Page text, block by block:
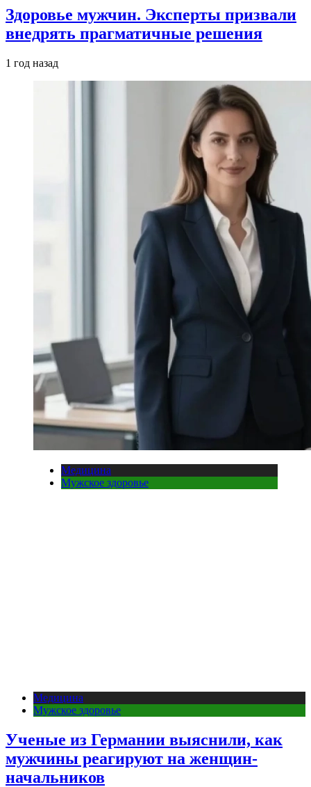
Здоровье мужчин. Эксперты призвали
внедрять прагматичные решения
1 год назад
Медицина
Мужское здоровье
Медицина
Мужское здоровье
Ученые из Германии выяснили, как
мужчины реагируют на женщин-
начальников